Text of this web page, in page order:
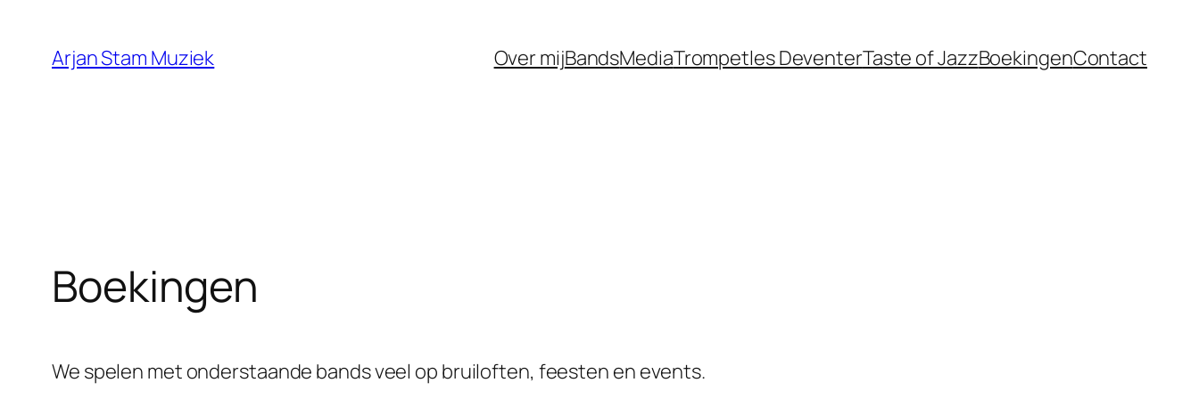
Arjan Stam Muziek Over mijBandsMediaTrompetles DeventerTaste of JazzBoekingenContact
Boekingen
We spelen met onderstaande bands veel op bruiloften, feesten en events.